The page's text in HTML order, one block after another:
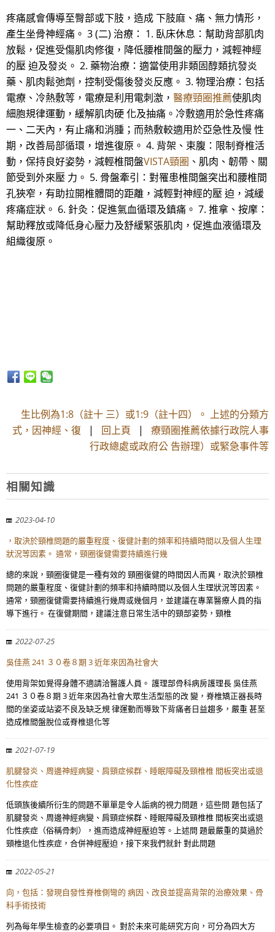
疼痛感會傳導至臀部或下肢，造成 下肢麻、痛、無力情形，
產生坐骨神經痛。 3 (二) 治療： 1. 臥床休息：幫助背部肌肉
放鬆，促進受傷肌肉修復，降低腰椎間盤的壓力，減輕神經
的壓 迫及發炎。 2. 藥物治療：適當使用非類固醇類抗發炎
藥、肌肉鬆弛劑，控制受傷後發炎反應。 3. 物理治療：包括
電療、冷熱敷等，電療是利用電刺激， 醫療頸圈推薦使肌肉
細胞規律運動，緩解肌肉硬 化及抽痛。冷敷適用於急性疼痛
一、二天內，有止痛和消腫；而熱敷較適用於亞急性及慢 性
期，改善局部循環，增進復原。 4. 背架、束腹：限制脊椎活
動，保持良好姿勢，減輕椎間盤VISTA頸圈 、肌肉、韌帶、關
節受到外來壓 力。 5. 骨盤牽引：對罹患椎間盤突出和腰椎間
孔狹窄，有助拉開椎體間的距離，減輕對神經的壓 迫，減緩
疼痛症狀。 6. 針灸：促進氣血循環及鎮痛。 7. 推拿、按摩：
幫助釋放或降低身心壓力及舒緩緊張肌肉，促進血液循環及
組織復原。
生比例為1:8（註十 三）或1:9（註十四）。 上述的分類方
式，因神經、復 | 回上頁 | 療頸圈推薦依據行政院人事
行政總處或政府公 告辦理）或緊急事件等
相關知識
2023-04-10
，取決於頸椎問題的嚴重程度、復健計劃的頻率和持續時間以及個人生理
狀況等因素。 通常，頸圈復健需要持續進行幾
總的來說，頸圈復健是一種有效的 頸圈復健的時間因人而異，取決於頸椎
問題的嚴重程度、復健計劃的頻率和持續時間以及個人生理狀況等因素。
通常，頸圈復健需要持續進行幾周或幾個月，並建議在專業醫療人員的指
導下進行。 在復健期間，建議注意日常生活中的頸部姿勢，頸椎
2022-07-25
吳佳燕 241 ３０卷８期 3 近年來因為社會大
使用背架如覺得身體不適請洽醫護人員。 護理部骨科病房護理長 吳佳燕
241 ３０卷８期 3 近年來因為社會大眾生活型態的改 變，脊椎矯正器長時
間的坐姿或站姿不良及缺乏規 律運動而導致下背痛者日益趨多，嚴重 甚至
造成椎間盤脫位或脊椎退化等
2021-07-19
肌腱發炎、周邊神經病變、肩頸症候群、睡眠障礙及頸椎椎 間板突出或退
化性疾症
低頭族後續所衍生的問題不單單是令人詬病的視力問題，這些問 題包括了
肌腱發炎、周邊神經病變、肩頸症候群、睡眠障礙及頸椎椎 間板突出或退
化性疾症（俗稱骨刺），進而造成神經壓迫等。上述問 題最嚴重的莫過於
頸椎退化性疾症，合併神經壓迫，接下來我們就針 對此問題
2022-05-21
向，包括：發現自發性脊椎側彎的 病因、改良並提高背架的治療效果、骨
科手術技術
列為每年學生檢查的必要項目。 對於未來可能研究方向，可分為四大方